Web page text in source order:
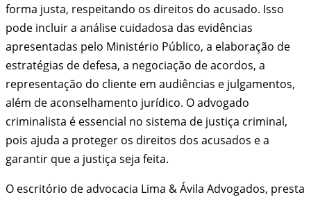
forma justa, respeitando os direitos do acusado. Isso
pode incluir a análise cuidadosa das evidências
apresentadas pelo Ministério Público, a elaboração de
estratégias de defesa, a negociação de acordos, a
representação do cliente em audiências e julgamentos,
além de aconselhamento jurídico. O advogado
criminalista é essencial no sistema de justiça criminal,
pois ajuda a proteger os direitos dos acusados e a
garantir que a justiça seja feita.
O escritório de advocacia Lima & Ávila Advogados, presta